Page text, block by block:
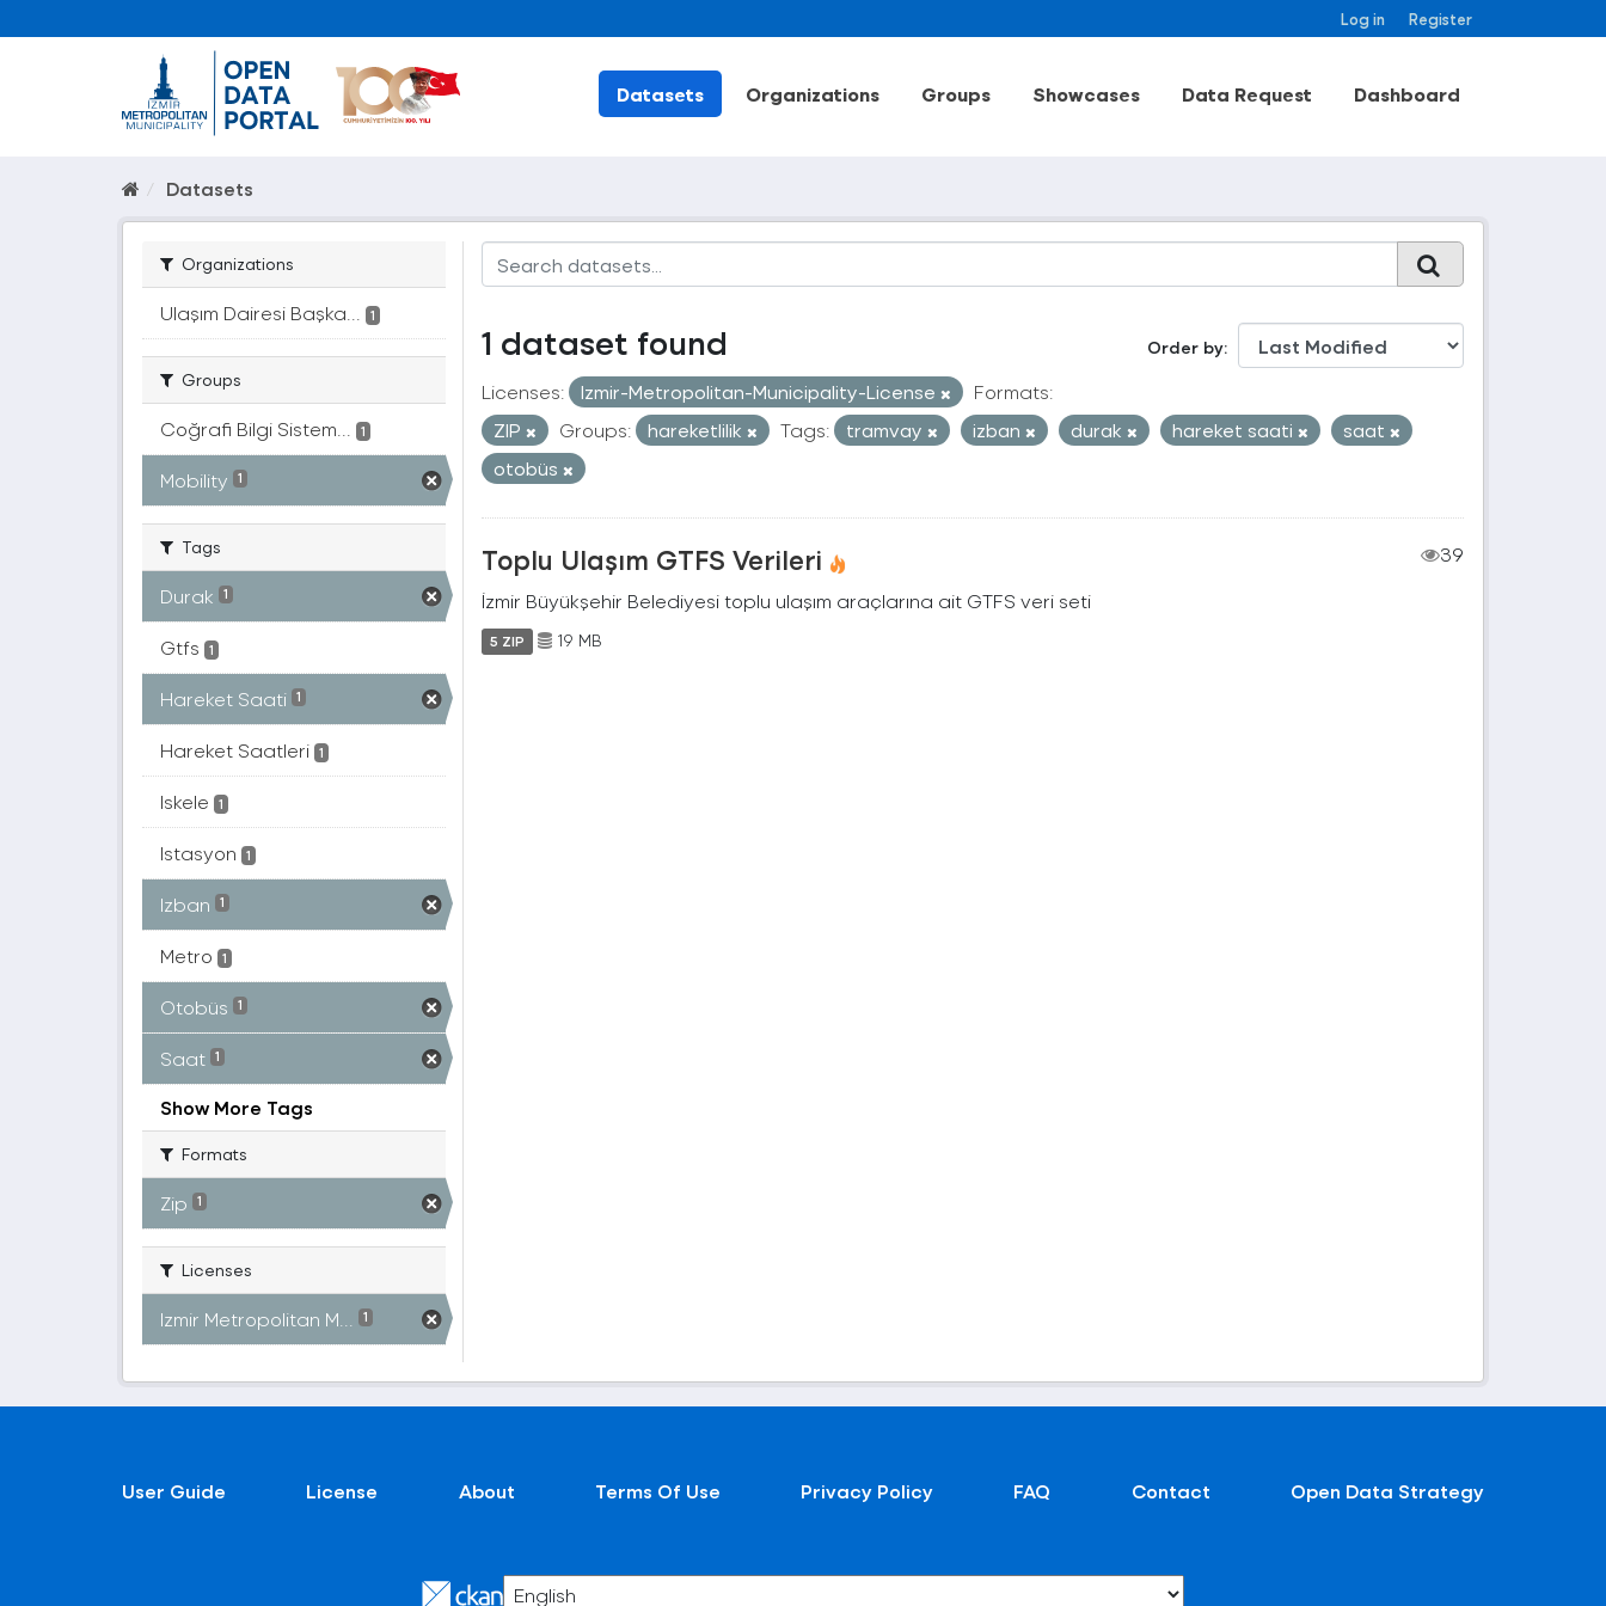
Log in Register
Datasets Organizations Groups Showcases Data Request Dashboard
Datasets
Organizations
Ulaşım Dairesi Başka... 1
Groups
Coğrafi Bilgi Sistem... 1
Mobility 1
Tags
Durak 1
Gtfs 1
Hareket Saati 1
Hareket Saatleri 1
Iskele 1
Istasyon 1
Izban 1
Metro 1
Otobüs 1
Saat 1
Show More Tags
Formats
Zip 1
Licenses
Izmir Metropolitan M... 1
Order by
1 dataset found
Licenses: Izmir-Metropolitan-Municipality-License
Formats:
ZIP
Groups: hareketlilik Tags: tramvay izban durak hareket saati
saat
otobüs
Toplu Ulaşım GTFS Verileri
39
İzmir Büyükşehir Belediyesi toplu ulaşım araçlarına ait GTFS veri seti
5 ZIP 19 MB
User Guide License About Terms Of Use Privacy Policy FAQ Contact Open Data Strategy